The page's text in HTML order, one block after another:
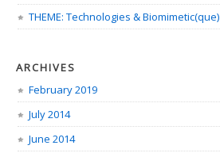
THEME: Technologies & Biomimetic(que)
ARCHIVES
February 2019
July 2014
June 2014